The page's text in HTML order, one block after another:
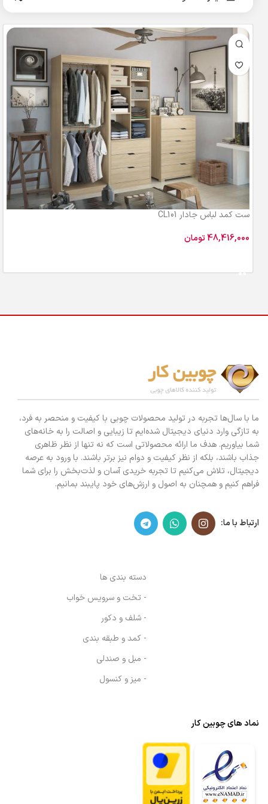
ست کمد لباس جادار CL101
تومان
ما با سال‌ها تجربه در تولید محصولات چوبی با کیفیت و منحصر به فرد،
به تازگی وارد دنیای دیجیتال شده‌ایم تا زیبایی و اصالت را به خانه‌های
شما بیاوریم. هدف ما ارائه محصولاتی است که نه تنها از نظر ظاهری
جذاب باشند، بلکه از نظر کیفیت و دوام نیز برتر باشند. با ورود به عرصه
دیجیتال، تلاش می‌کنیم تا تجربه خریدی آسان و لذت‌بخش را برای شما
فراهم کنیم و همچنان به اصول و ارزش‌های خود پایبند بمانیم.
ارتباط با ما:
دسته بندی ها
- تخت و سرویس خواب
- شلف و دکور
- کمد و طبقه بندی
- مبل و صندلی
- میز و کنسول
نماد های چوبین کار